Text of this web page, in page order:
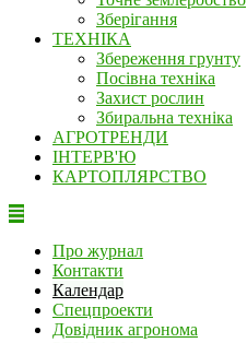
Зберігання
ТЕХНІКА
Збереження грунту
Посівна техніка
Захист рослин
Збиральна техніка
АГРОТРЕНДИ
ІНТЕРВ'Ю
КАРТОПЛЯРСТВО
Про журнал
Контакти
Календар
Спецпроекти
Довідник агронома